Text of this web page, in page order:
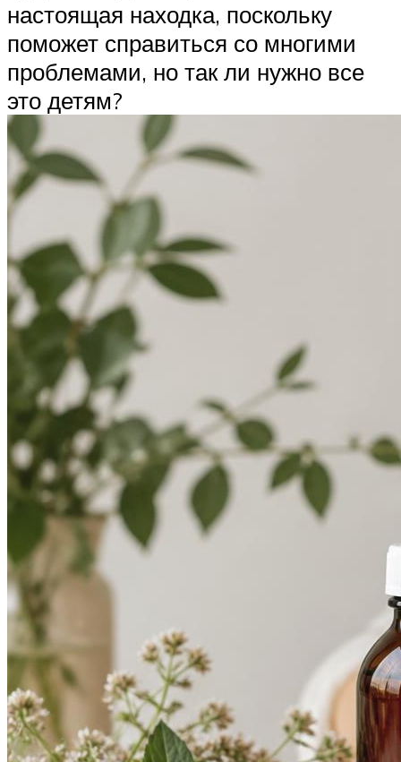
настоящая находка, поскольку
поможет справиться со многими
проблемами, но так ли нужно все
это детям?